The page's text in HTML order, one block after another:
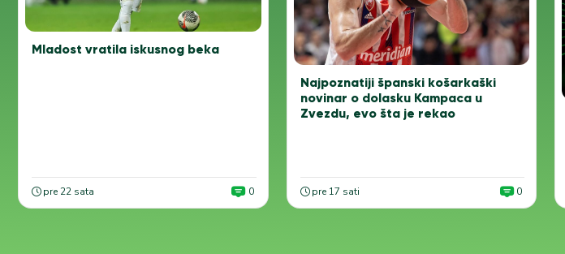
Mladost vratila iskusnog beka
pre 22 sata 0
Najpoznatiji španski košarkaški
novinar o dolasku Kampaca u
Zvezdu, evo šta je rekao
pre 17 sati 0